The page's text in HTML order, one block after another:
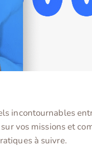
incontournables
vos missions et
à suivre.